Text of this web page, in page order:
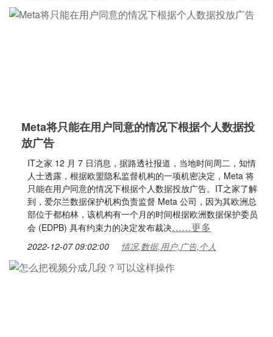
Meta将只能在用户同意的情况下根据个人数据投
放广告
IT之家 12 月 7 日消息，据路透社报道，当地时间周二，知情
人士透露，根据欧盟隐私监督机构的一项机密决定，Meta 将
只能在用户同意的情况下根据个人数据投放广告。IT之家了解
到，爱尔兰数据保护机构负责监督 Meta 公司，因为其欧洲总
部位于都柏林，该机构有一个月的时间根据欧洲数据保护委员
会 (EDPB) 具有约束力的决定发布裁决……更多
2022-12-07 09:02:00 情况,数据,用户,广告,个人